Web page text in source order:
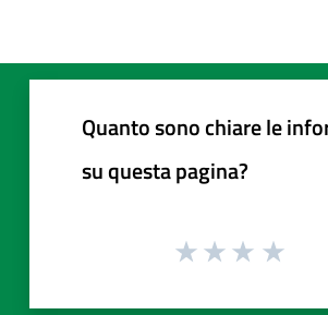
Quanto sono chiare le
su questa pagina?